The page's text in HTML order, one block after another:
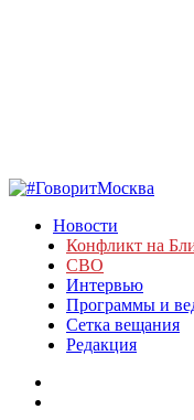
Новости
Конфликт на
СВО
Интервью
Программы и
Сетка вещания
Редакция